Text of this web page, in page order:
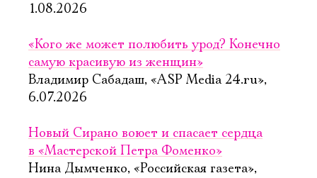
1.08.2026
«Кого же может полюбить урод? Конечно
самую красивую из женщин»
Владимир Сабадаш, «ASP Media 24.ru»,
6.07.2026
Новый Сирано воюет и спасает сердца
в «Мастерской Петра Фоменко»
Нина Дымченко, «Российская газета»,